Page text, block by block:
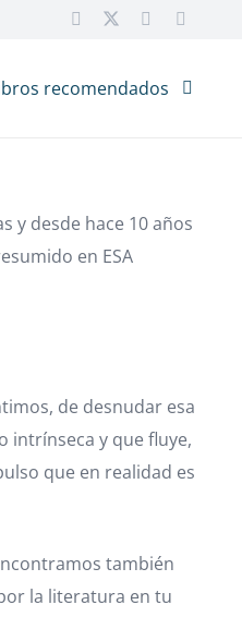
recomendados
y desde hace 10 años
en ESA
de desnudar esa
intrínseca y que fluye,
que en realidad es
también
la literatura en tu